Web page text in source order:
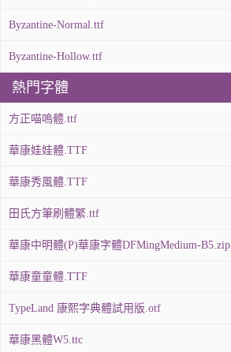
Byzantine-Normal.ttf
Byzantine-Hollow.ttf
熱門字體
方正喵嗚體.ttf
華康娃娃體.TTF
華康秀風體.TTF
田氏方筆刷體繁.ttf
華康中明體(P)華康字體DFMingMedium-B5.zip
華康童童體.TTF
TypeLand 康熙字典體試用版.otf
華康黑體W5.ttc